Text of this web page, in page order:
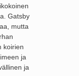
Gatsby
mutta
koirien
ja
ja